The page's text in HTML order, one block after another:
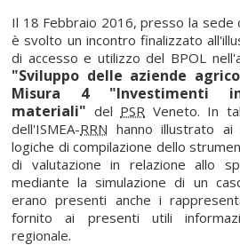
Il 18 Febbraio 2016, presso la sede
è svolto un incontro finalizzato
di accesso e utilizzo del BPOL
"Sviluppo delle aziende
Misura 4 "Investimenti in
materiali" del PSR Veneto. In
dell'ISMEA-RRN hanno illustrato
logiche di compilazione dello
di valutazione in relazione allo
mediante la simulazione di un
erano presenti anche i
fornito ai presenti utili
regionale.